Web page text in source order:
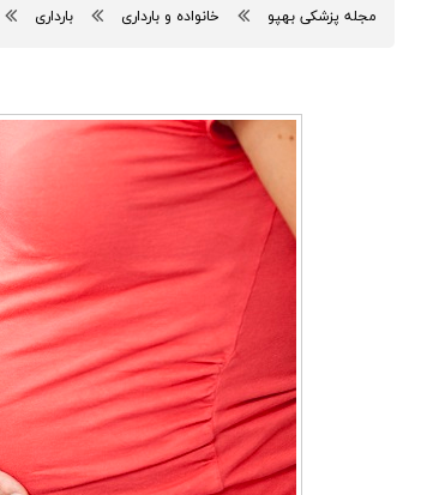
مجله پزشکی بهپو خانواده و بارداری بارداری